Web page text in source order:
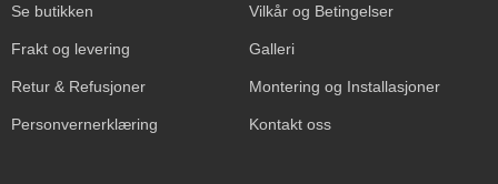
Se butikken
Frakt og levering
Retur & Refusjoner
Personvernerklæring
Vilkår og Betingelser
Galleri
Montering og Installasjoner
Kontakt oss